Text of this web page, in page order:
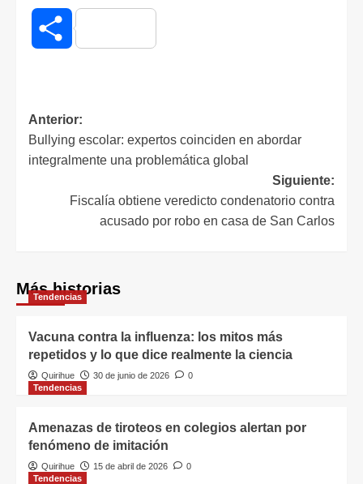
Compartir
Anterior:
Bullying escolar: expertos coinciden en abordar
integralmente una problemática global
Siguiente:
Fiscalía obtiene veredicto condenatorio contra
acusado por robo en casa de San Carlos
Más historias
Tendencias
Vacuna contra la influenza: los mitos más
repetidos y lo que dice realmente la ciencia
Quirihue 30 de junio de 2026
0
Tendencias
Amenazas de tiroteos en colegios alertan por
fenómeno de imitación
Quirihue 15 de abril de 2026
0
Tendencias